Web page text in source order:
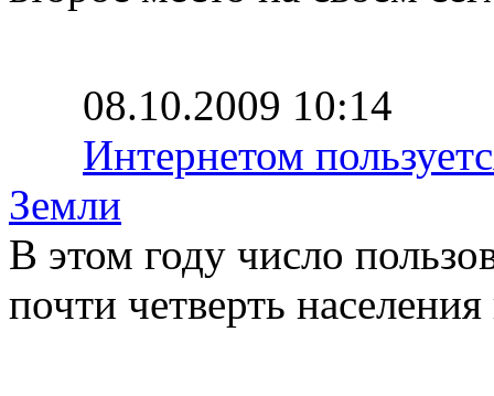
08.10.2009 10:14
Интернетом
Земли
В этом году число
почти четверть